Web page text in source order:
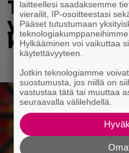
Tutkijat
yhteyden
laitteellesi saadaksemme
vierailit, IP-osoitteestasi
Pääset tutustumaan
Hylkääminen voi vaikuttaa
käytettävyyteen.
Jotkin teknologiamme
suostumusta, jos niillä on
vastustaa tätä tai muuttaa
seuraavalla välilehdellä.